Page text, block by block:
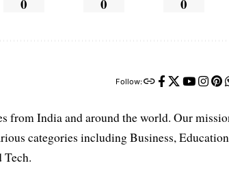
0 0 0
Follow:
from India and around the world. Our
categories including Business,
Tech.